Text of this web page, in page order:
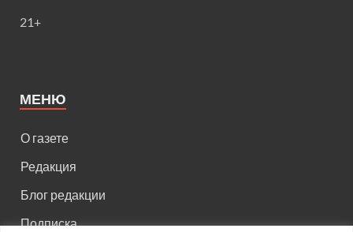
21+
МЕНЮ
О газете
Редакция
Блог редакции
Подписка